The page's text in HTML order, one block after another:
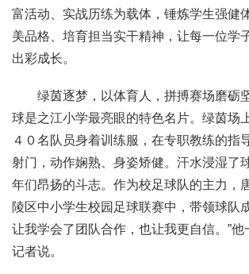
富活动、实战历练为载体，锤炼学生强健
美品格、培育担当实干精神，让每一位学
出彩成长。
绿茵逐梦，以体育人，拼搏赛场磨砺
球是之江小学最亮眼的特色名片。绿茵场
４０名队员身着训练服，在专职教练的指
射门，动作娴熟、身姿矫健。汗水浸湿了
年们昂扬的斗志。作为校足球队的主力，
陵区中小学生校园足球联赛中，带领球队
让我学会了团队合作，也让我更自信。”
记者说。